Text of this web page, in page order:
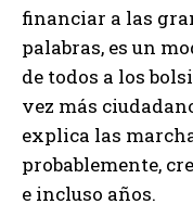
financiar a las
palabras, es un
de todos a los
vez más
explica las
probablemente,
e incluso años.